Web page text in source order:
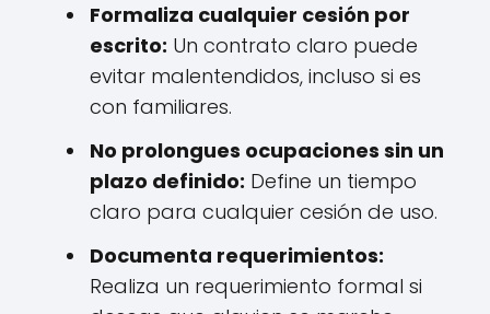
Formaliza cualquier cesión por
escrito: Un contrato claro puede
evitar malentendidos, incluso si es
con familiares.
No prolongues ocupaciones sin un
plazo definido: Define un tiempo
claro para cualquier cesión de uso.
Documenta requerimientos:
Realiza un requerimiento formal si